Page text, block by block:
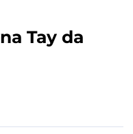
Tay da